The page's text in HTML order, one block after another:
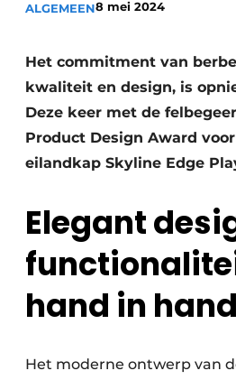
Privacy / Cookie statement
Vacatures
Werkbladen
Meubelbeslag & Kastindeling
ALGEMEEN8 mei 2024
Het commitment van
kwaliteit en design, is
Deze keer met de
Product Design Award
eilandkap Skyline Edge
Elegant
hand in hand
Het moderne ontwerp van